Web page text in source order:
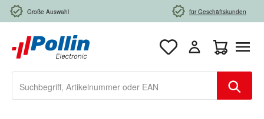
Zum Hauptinhalt springen
Große Auswahl für Geschäftskunden